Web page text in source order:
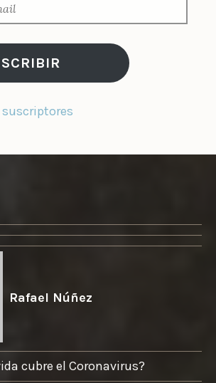
Rafael Núñez
cubre el Coronavirus?